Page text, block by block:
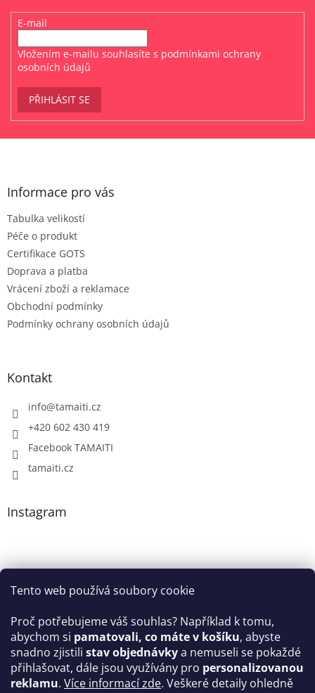
Tento web používá soubory cookie
Proč potřebujeme váš souhlas? Například k tomu,
abychom si pamatovali, co máte v košíku, abyste
snadno zjistili stav objednávkya nemuseli se pokaždé
přihlašovat, dále jsou využívány pro personalizovanou
reklamu. Více informací zde. Veškeré detaily ohledně
E-mail
Vložením e-mailu souhlasíte s podmínkami ochrany
osobních údajů
PŘIHLÁSIT SE
Z
Informace pro vás
Tabulka velikostí
Péče o produkt
Certifikace GOTS
Doprava a platba
Vrácení zboží a reklamace
Obchodní podmínky
Podmínky ochrany osobních údajů
Kontakt
info@tamaiti.cz
+420 602 430 419
Facebook TAMAITI
tamaiti.cz
Instagram
Sledovat na Instagramu